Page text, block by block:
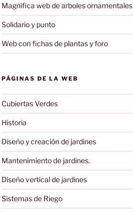
Magnifica web de arboles ornamentales
Solidario y punto
Web con fichas de plantas y foro
PÁGINAS DE LA WEB
Cubiertas Verdes
Historia
Diseño y creación de jardines
Mantenimiento de jardines.
Diseño vertical de jardines
Sistemas de Riego